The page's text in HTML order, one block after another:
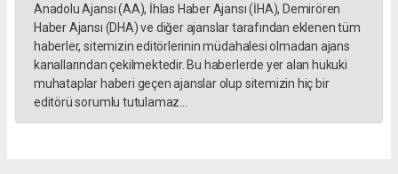
Anadolu Ajansı (AA), İhlas Haber Ajansı (İHA), Demirören
Haber Ajansı (DHA) ve diğer ajanslar tarafından eklenen tüm
haberler, sitemizin editörlerinin müdahalesi olmadan ajans
kanallarından çekilmektedir. Bu haberlerde yer alan hukuki
muhataplar haberi geçen ajanslar olup sitemizin hiç bir
editörü sorumlu tutulamaz...